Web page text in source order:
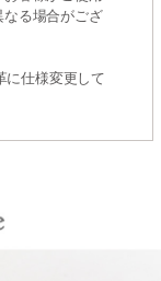
る場合がござ
に仕様変更して